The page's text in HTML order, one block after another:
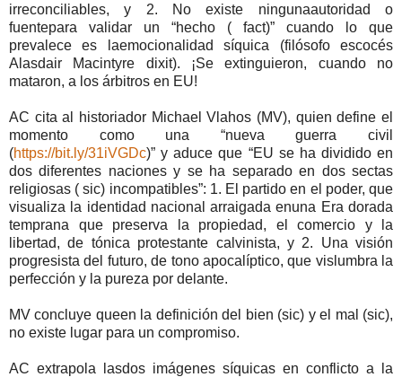
irreconciliables, y 2. No existe ningunaautoridad o
fuentepara validar un “hecho ( fact)” cuando lo que
prevalece es laemocionalidad síquica (filósofo escocés
Alasdair Macintyre dixit). ¡Se extinguieron, cuando no
mataron, a los árbitros en EU!
AC cita al historiador Michael Vlahos (MV), quien define el
momento como una “nueva guerra civil
(https://bit.ly/31iVGDc)” y aduce que “EU se ha dividido en
dos diferentes naciones y se ha separado en dos sectas
religiosas ( sic) incompatibles”: 1. El partido en el poder, que
visualiza la identidad nacional arraigada enuna Era dorada
temprana que preserva la propiedad, el comercio y la
libertad, de tónica protestante calvinista, y 2. Una visión
progresista del futuro, de tono apocalíptico, que vislumbra la
perfección y la pureza por delante.
MV concluye queen la definición del bien (sic) y el mal (sic),
no existe lugar para un compromiso.
AC extrapola lasdos imágenes síquicas en conflicto a la